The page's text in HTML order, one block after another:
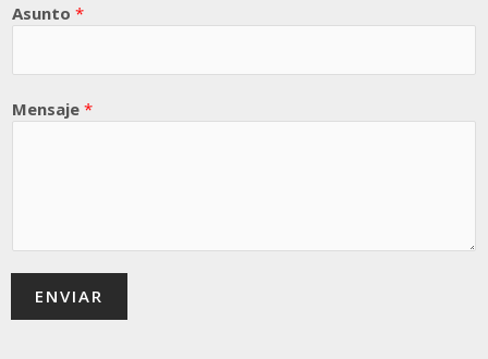
Asunto *
Mensaje *
ENVIAR